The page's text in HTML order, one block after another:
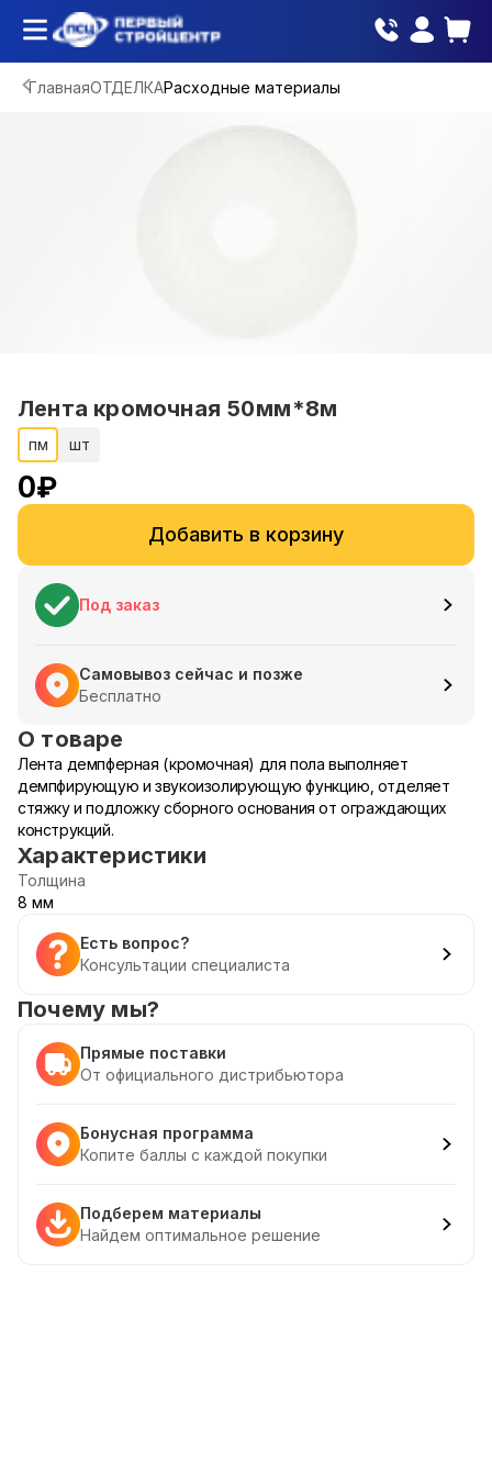
ГлавнаяОТДЕЛКАРасходные материалы
Лента кромочная 50мм*8м
пм шт
0₽
Добавить в корзину
Под заказ
Самовывоз сейчас и позже
Бесплатно
О товаре
Лента демпферная (кромочная) для пола выполняет
демпфирующую и звукоизолирующую функцию, отделяет
стяжку и подложку сборного основания от ограждающих
конструкций.
Характеристики
Толщина
8 мм
Есть вопрос?
Консультации специалиста
Почему мы?
Прямые поставки
От официального дистрибьютора
Бонусная программа
Копите баллы с каждой покупки
Подберем материалы
Найдем оптимальное решение